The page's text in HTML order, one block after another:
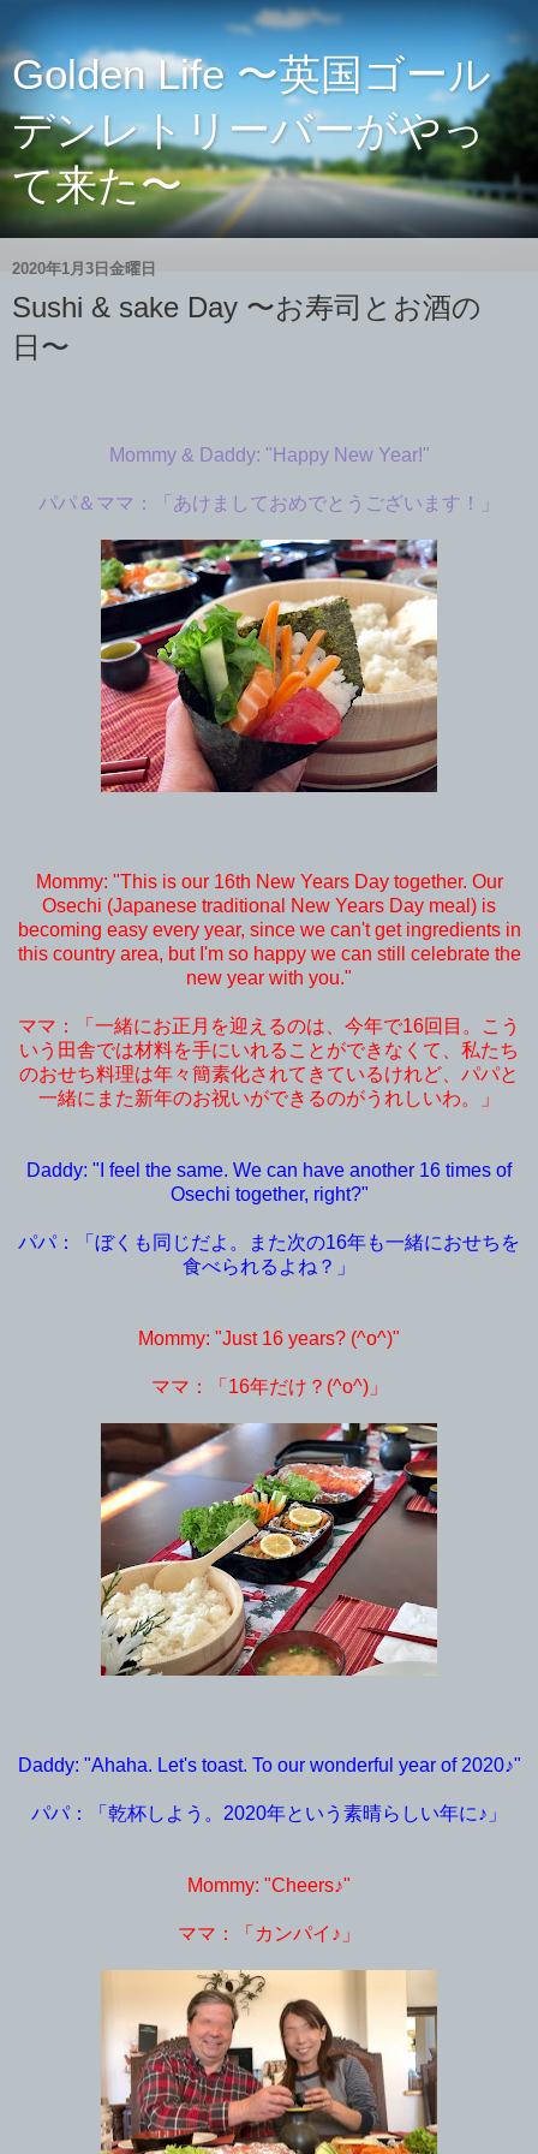
Golden Life 〜英国ゴール
デンレトリーバーがやっ
て来た〜
2020年1月3日金曜日
Sushi & sake Day 〜お寿司とお酒の
日〜
Mommy & Daddy: "Happy New Year!"
パパ＆ママ：「あけましておめでとうございます！」
Mommy: "This is our 16th New Years Day together. Our
Osechi (Japanese traditional New Years Day meal) is
becoming easy every year, since we can't get ingredients in
this country area, but I'm so happy we can still celebrate the
new year with you."
ママ：「一緒にお正月を迎えるのは、今年で16回目。こう
いう田舎では材料を手にいれることができなくて、私たち
のおせち料理は年々簡素化されてきているけれど、パパと
一緒にまた新年のお祝いができるのがうれしいわ。」
Daddy: "I feel the same. We can have another 16 times of
Osechi together, right?"
パパ：「ぼくも同じだよ。また次の16年も一緒におせちを
食べられるよね？」
Mommy: "Just 16 years? (^o^)"
ママ：「16年だけ？(^o^)」
Daddy: "Ahaha. Let's toast. To our wonderful year of 2020♪"
パパ：「乾杯しよう。2020年という素晴らしい年に♪」
Mommy: "Cheers♪"
ママ：「カンパイ♪」